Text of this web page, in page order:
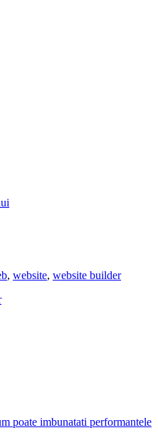
, website, website builder
poate imbunatati performantele